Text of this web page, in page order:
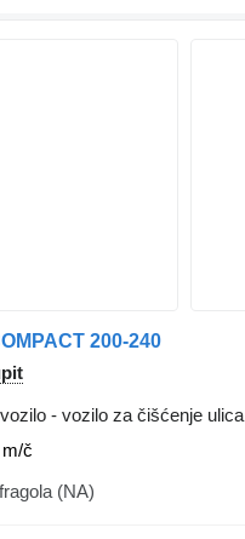
200-240
- vozilo za čišćenje ulica
č
(NA)